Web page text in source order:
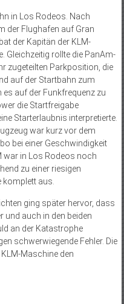
in Los Rodeos. Nach
der Flughafen auf Gran
der Kapitän der KLM-
Gleichzeitig rollte die PanAm-
zugeteilten Parkposition, die
auf der Startbahn zum
auf der Funkfrequenz zu
die Startfreigabe
Starterlaubnis interpretierte.
war kurz vor dem
bei einer Geschwindigkeit
war in Los Rodeos noch
zu einer riesigen
aus.
ging später hervor, dass
und auch in den beiden
an der Katastrophe
schwerwiegende Fehler. Die
Maschine den